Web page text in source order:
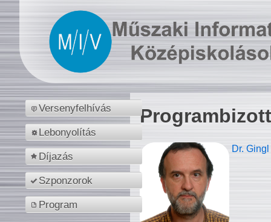
Versenyfelhívás
Lebonyolítás
Díjazás
Szponzorok
Program
Dr.